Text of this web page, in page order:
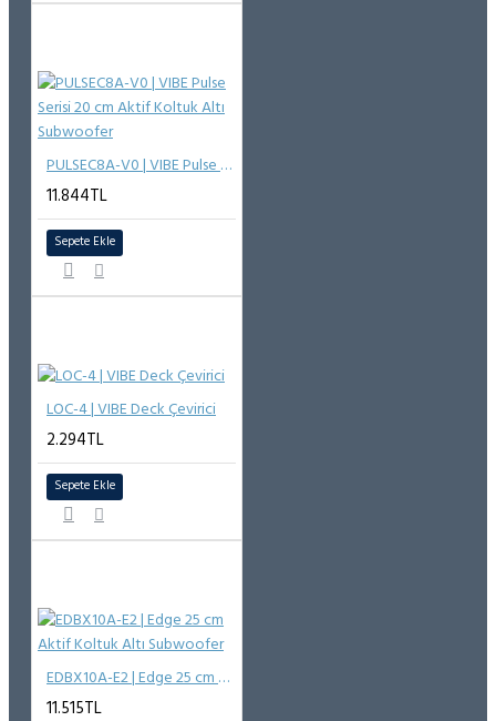
PULSEC8A-V0 | VIBE Pulse Serisi 20 cm Aktif Koltuk Altı Subwoofer
11.844TL
Sepete Ekle
LOC-4 | VIBE Deck Çevirici
2.294TL
Sepete Ekle
EDBX10A-E2 | Edge 25 cm Aktif Koltuk Altı Subwoofer
11.515TL